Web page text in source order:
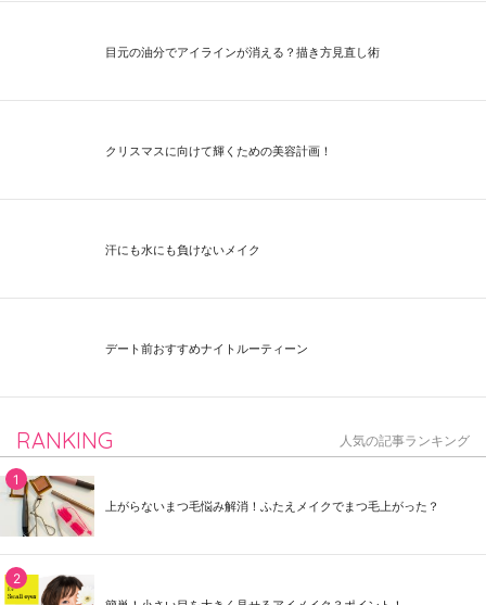
目元の油分でアイラインが消える？描き方見直し術
クリスマスに向けて輝くための美容計画！
汗にも水にも負けないメイク
デート前おすすめナイトルーティーン
RANKING 人気の記事ランキング
上がらないまつ毛悩み解消！ふたえメイクでまつ毛上がった？